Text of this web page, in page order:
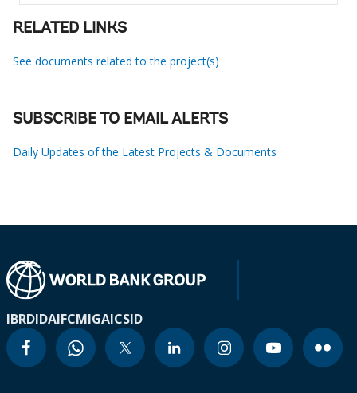
RELATED LINKS
See documents related to the project(s)
SUBSCRIBE TO EMAIL ALERTS
Daily Updates of the Latest Projects & Documents
IBRDIDAIFCMIGAICSID